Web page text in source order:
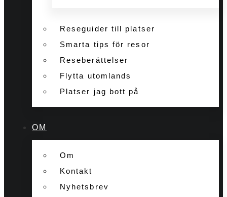
Reseguider till platser
Smarta tips för resor
Reseberättelser
Flytta utomlands
Platser jag bott på
OM
Om
Kontakt
Nyhetsbrev